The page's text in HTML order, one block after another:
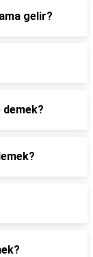
gelir?
demek?